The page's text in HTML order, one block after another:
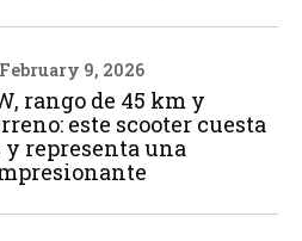
February 9, 2026
rango de 45 km y
este scooter cuesta
y representa una